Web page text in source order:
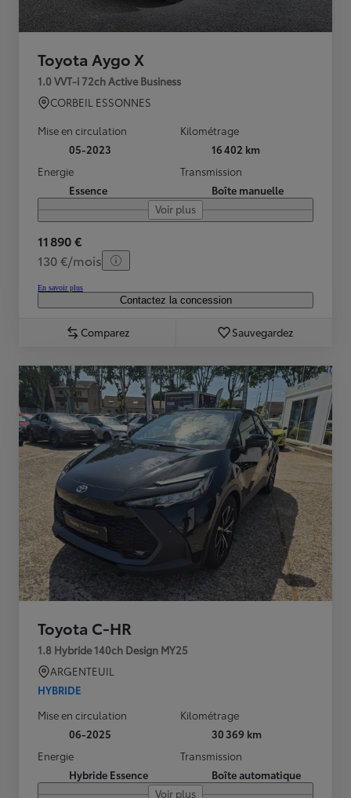
Toyota Aygo X
1.0 VVT-i 72ch Active Business
CORBEIL ESSONNES
Mise en circulation
05-2023
Kilométrage
16 402 km
Energie
Essence
Transmission
Boîte manuelle
Voir plus
11 890 €
130 €/mois
En savoir plus
Contactez la concession
Comparez Sauvegardez
Toyota C-HR
1.8 Hybride 140ch Design MY25
ARGENTEUIL
HYBRIDE
Mise en circulation
06-2025
Kilométrage
30 369 km
Energie
Hybride Essence
Transmission
Boîte automatique
Voir plus